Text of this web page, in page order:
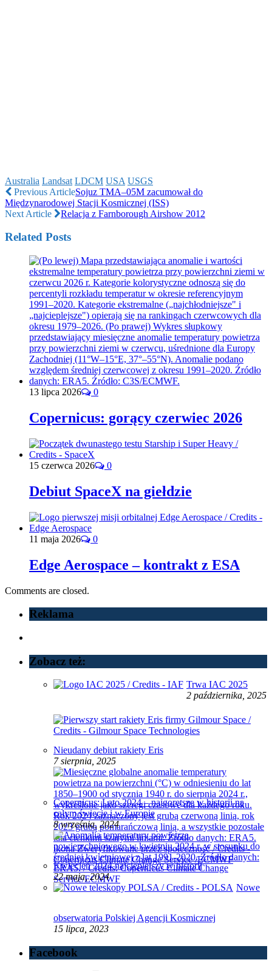
Australia Landsat LDCM USA USGS
Previous ArticleSojuz TMA–05M zacumował do
Międzynarodowej Stacji Kosmicznej (ISS)
Next Article
Relacja z Farnborough Airshow 2012
Related Posts
13 lipca 2026 0
Copernicus: gorący czerwiec 2026
15 czerwca 2026 0
Debiut SpaceX na giełdzie
11 maja 2026 0
Edge Aerospace – kontrakt z ESA
Comments are closed.
Reklama
Zobacz też:
Trwa IAC 2025
2 października, 2025
Nieudany debiut rakiety Eris
7 sierpnia, 2025
Copernicus: Lato 2024 – najgorętsze w historii na
całym świecie i w Europie
8 września, 2024
Kwiecień 2024 najcieplejszy w historii
22 maja, 2024
Nowe
obserwatoria Polskiej Agencji Kosmicznej
15 lipca, 2023
Facebook